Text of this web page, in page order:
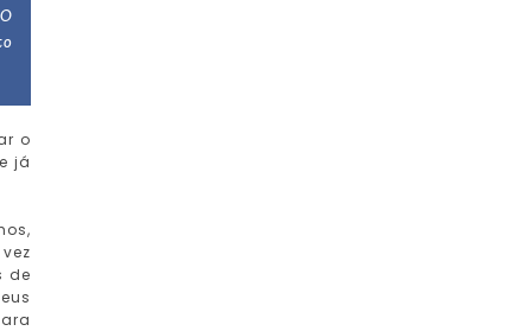
o
já
de